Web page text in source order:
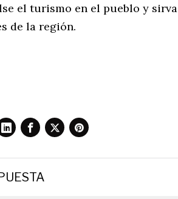
el turismo en el pueblo y sirva
de la región.